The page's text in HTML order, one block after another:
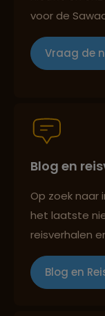
Reizen
Best
voor de
Vraag de
Blog en
Op zoek naar
het laatste
reisverhalen
Blog en